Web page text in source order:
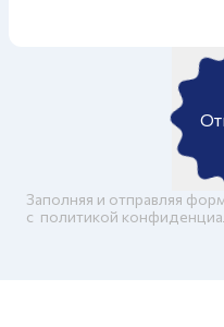
Заполняя и отправляя
c политикой